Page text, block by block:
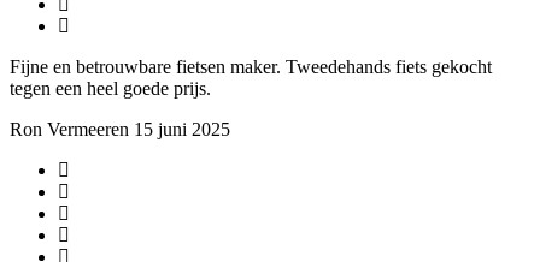
Fijne en betrouwbare fietsen maker. Tweedehands fiets gekocht
tegen een heel goede prijs.
Ron Vermeeren 15 juni 2025